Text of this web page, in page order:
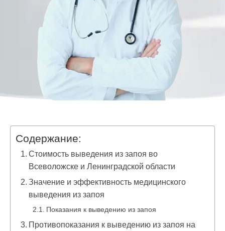
Содержание:
Стоимость выведения из запоя во
Всеволожске и Ленинградской области
Значение и эффективность медицинского
выведения из запоя
Показания к выведению из запоя
Противопоказания к выведению из запоя на